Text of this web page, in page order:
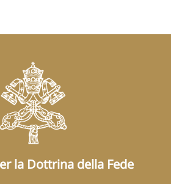
la Dottrina della Fede